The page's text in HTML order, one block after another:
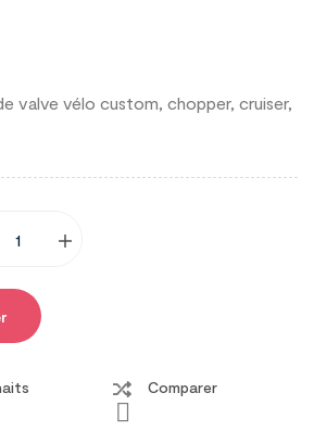
valve vélo custom, chopper, cruiser,

Comparer